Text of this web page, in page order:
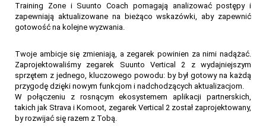
Training Zone i Suunto Coach pomagają analizować postępy i
zapewniają aktualizowane na bieżąco wskazówki, aby zapewnić
gotowość na kolejne wyzwania.
Twoje ambicje się zmieniają, a zegarek powinien za nimi nadążać.
Zaprojektowaliśmy zegarek Suunto Vertical 2 z wydajniejszym
sprzętem z jednego, kluczowego powodu: by był gotowy na każdą
przygodę dzięki nowym funkcjom i nadchodzących aktualizacjom.
W połączeniu z rosnącym ekosystemem aplikacji partnerskich,
takich jak Strava i Komoot, zegarek Vertical 2 został zaprojektowany,
by rozwijać się razem z Tobą.